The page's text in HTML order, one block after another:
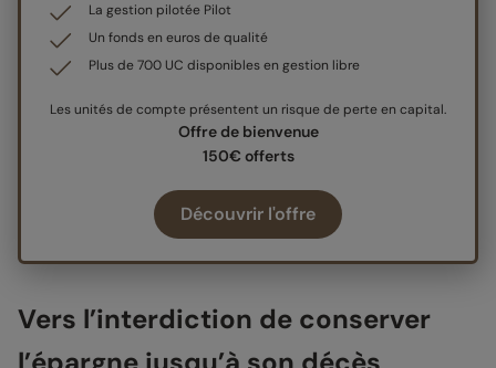
La gestion pilotée Pilot
Un fonds en euros de qualité
Plus de 700 UC disponibles en gestion libre
Les unités de compte présentent un risque de perte en capital.
Offre de bienvenue
150€ offerts
Découvrir l'offre
Vers l’interdiction de conserver